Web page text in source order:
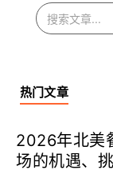
热门文章
2026年北美
场的机遇、